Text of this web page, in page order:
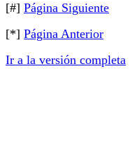
[#] Página Siguiente
[*] Página Anterior
Ir a la versión completa